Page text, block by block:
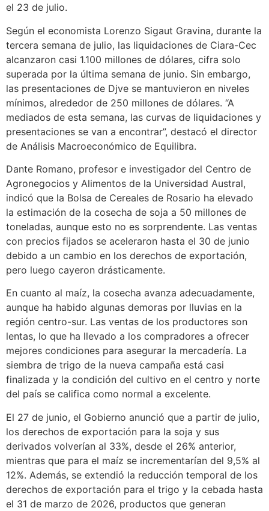
el 23 de julio.
Según el economista Lorenzo Sigaut Gravina, durante la
tercera semana de julio, las liquidaciones de Ciara-Cec
alcanzaron casi 1.100 millones de dólares, cifra solo
superada por la última semana de junio. Sin embargo,
las presentaciones de Djve se mantuvieron en niveles
mínimos, alrededor de 250 millones de dólares. “A
mediados de esta semana, las curvas de liquidaciones y
presentaciones se van a encontrar”, destacó el director
de Análisis Macroeconómico de Equilibra.
Dante Romano, profesor e investigador del Centro de
Agronegocios y Alimentos de la Universidad Austral,
indicó que la Bolsa de Cereales de Rosario ha elevado
la estimación de la cosecha de soja a 50 millones de
toneladas, aunque esto no es sorprendente. Las ventas
con precios fijados se aceleraron hasta el 30 de junio
debido a un cambio en los derechos de exportación,
pero luego cayeron drásticamente.
En cuanto al maíz, la cosecha avanza adecuadamente,
aunque ha habido algunas demoras por lluvias en la
región centro-sur. Las ventas de los productores son
lentas, lo que ha llevado a los compradores a ofrecer
mejores condiciones para asegurar la mercadería. La
siembra de trigo de la nueva campaña está casi
finalizada y la condición del cultivo en el centro y norte
del país se califica como normal a excelente.
El 27 de junio, el Gobierno anunció que a partir de julio,
los derechos de exportación para la soja y sus
derivados volverían al 33%, desde el 26% anterior,
mientras que para el maíz se incrementarían del 9,5% al
12%. Además, se extendió la reducción temporal de los
derechos de exportación para el trigo y la cebada hasta
el 31 de marzo de 2026, productos que generan